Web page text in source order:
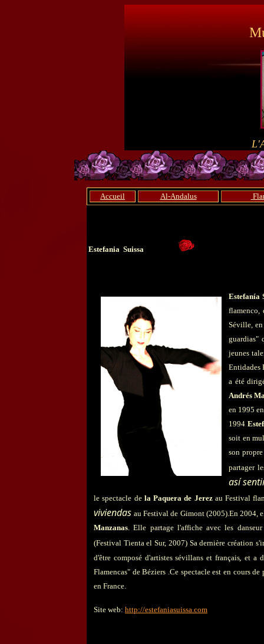
Accueil Al-Andalus
Estefania Suissa
Estefanía
flamenco,
Séville,
guardias"
jeunes
Entidades
a été
Andrés
en 1995
1994
soit en
son
partager
así
le spectacle dela Paquera de Jerezau Festival
viviendasau Festival de Gimont (2005).En 2004,
Manzanas. Elle partage l'affiche avec les
(Festival Tienta el Sur, 2007) Sa dernière création
d'être composé d'artistes sévillans et français, et a
Flamencas" de Béziers .Ce spectacle est en cours
en France.
Site web: http://estefaniasuissa.com